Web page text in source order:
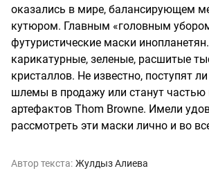
оказались в мире, балансирующем
кутюром. Главным «головным
футуристические маски
карикатурные, зеленые, расшитые
кристаллов. Не известно, поступят
шлемы в продажу или станут частью
артефактов Thom Browne. Имели
рассмотреть эти маски лично и во
Автор текста: Жулдыз Алиева